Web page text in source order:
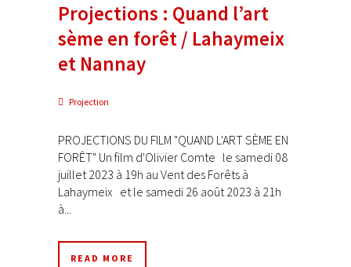
Projections : Quand l’art
sème en forêt / Lahaymeix
et Nannay
Projection
PROJECTIONS DU FILM "QUAND L'ART SÈME EN
FORÊT" Un film d'Olivier Comte le samedi 08
juillet 2023 à 19h au Vent des Forêts à
Lahaymeix et le samedi 26 août 2023 à 21h
à...
READ MORE